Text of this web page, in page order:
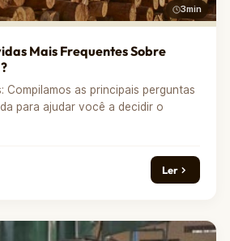
3min
Mais Frequentes Sobre
Compilamos as principais perguntas
para ajudar você a decidir o
Ler